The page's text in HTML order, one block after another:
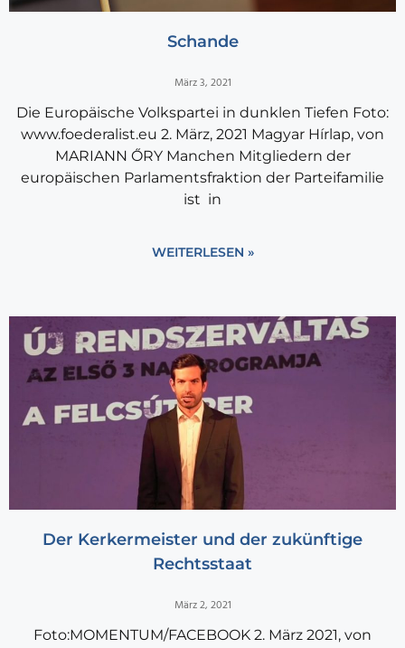
Schande
März 3, 2021
Die Europäische Volkspartei in dunklen Tiefen Foto:
www.foederalist.eu 2. März, 2021 Magyar Hírlap, von
MARIANN ŐRY Manchen Mitgliedern der
europäischen Parlamentsfraktion der Parteifamilie
ist in
WEITERLESEN »
Der Kerkermeister und der zukünftige
Rechtsstaat
März 2, 2021
Foto:MOMENTUM/FACEBOOK 2. März 2021, von